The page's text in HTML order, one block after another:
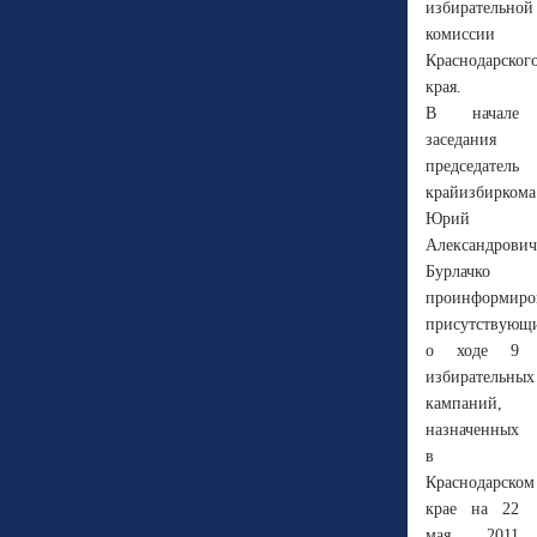
избирательной
комиссии
края.
В начале
заседания
председатель
крайизбиркома
Юрий
Александрович
Бурлачко
о ходе 9
избирательных
кампаний,
назначенных
в
Краснодарском
крае на 22